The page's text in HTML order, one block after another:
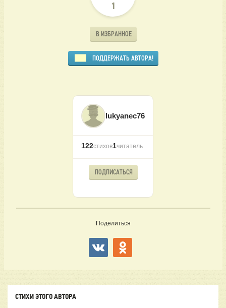
1
В ИЗБРАННОЕ
ПОДДЕРЖАТЬ АВТОРА!
lukyanec76
122стихов1читатель
ПОДПИСАТЬСЯ
Поделиться
СТИХИ ЭТОГО АВТОРА